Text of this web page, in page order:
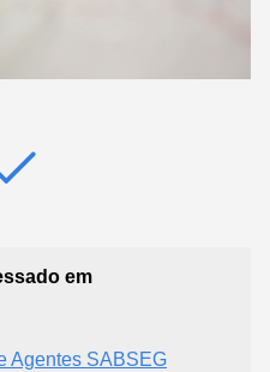
em
Agentes SABSEG